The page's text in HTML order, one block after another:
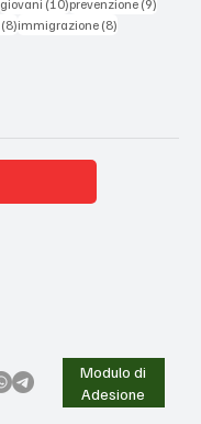
giovani (10)prevenzione (9)
(8)8 post
immigrazione (8)
Modulo di
Adesione